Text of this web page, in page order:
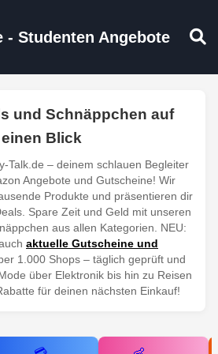
- Studenten Angebote
und Schnäppchen auf
einen Blick
Talk.de – deinem schlauen Begleiter
Angebote und Gutscheine! Wir
Produkte und präsentieren dir
Spare Zeit und Geld mit unseren
aus allen Kategorien. NEU:
aktuelle Gutscheine und
1.000 Shops – täglich geprüft und
über Elektronik bis hin zu Reisen
für deinen nächsten Einkauf!